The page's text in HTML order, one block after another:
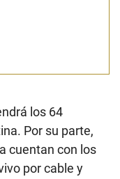
los 64
Por su parte,
cuentan con los
por cable y